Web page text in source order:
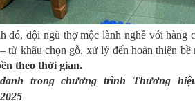
đó, đội ngũ thợ mộc lành nghề với
từ khâu chọn gỗ, xử lý đến hoàn thiện bề
theo thời gian.
trong chương trình Thương
2025